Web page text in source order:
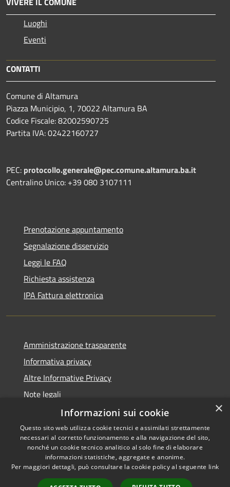
Luoghi
Eventi
CONTATTI
Comune di Altamura
Piazza Municipio, 1, 70022 Altamura BA
Codice Fiscale: 82002590725
Partita IVA: 02422160727
PEC: protocollo.generale@pec.comune.altamura.ba.it
Centralino Unico: +39 080 3107111
Prenotazione appuntamento
Segnalazione disservizio
Leggi le FAQ
Richiesta assistenza
IPA Fattura elettronica
Amministrazione trasparente
Informativa privacy
Altre Informative Privacy
Note legali
Dichiarazione di accessibilità
RSS
Accessibilità
Copyright © 2026 • Comune di
×
Informazioni sui cookie
Questo sito web utilizza cookie tecnici e assimilati strettamente
necessari al corretto funzionamento e alla navigazione del sito,
nonché un cookie tecnico analitico al solo fine di elaborare
informazioni statistiche, aggregate e anonime.
Per maggiori dettagli, può consultare la cookie policy al seguente link